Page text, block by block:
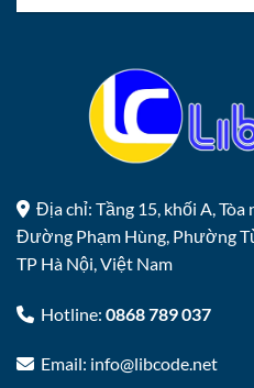
Địa chỉ: Tầng 15, khối A, Tòa
Đường Phạm Hùng, Phường
TP Hà Nội, Việt Nam
Hotline: 0868 789 037
Email: info@libcode.net